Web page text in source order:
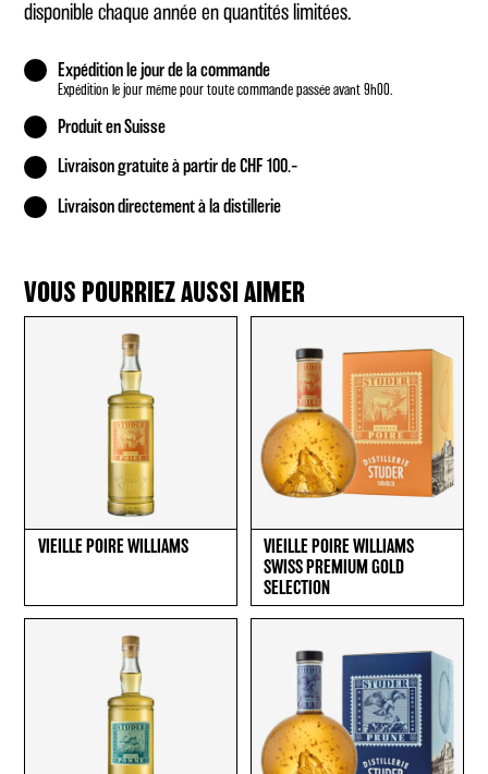
disponible chaque année en quantités limitées.
Expédition le jour de la commande
Expédition le jour même pour toute commande passée avant 9h00.
Produit en Suisse
Livraison gratuite à partir de CHF 100.–
Livraison directement à la distillerie
VOUS POURRIEZ AUSSI AIMER
VIEILLE POIRE WILLIAMS
VIEILLE POIRE WILLIAMS
SWISS PREMIUM GOLD
SELECTION